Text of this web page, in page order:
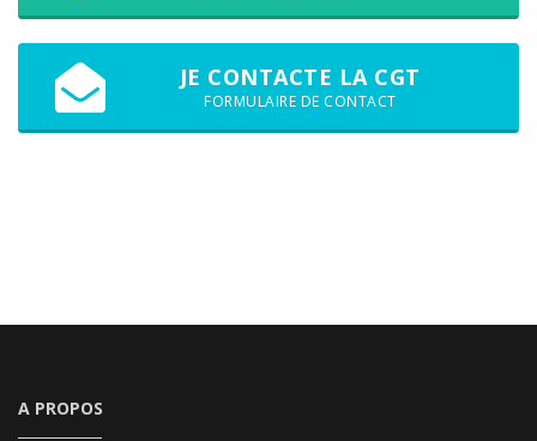
JE CONTACTE LA CGT
FORMULAIRE DE CONTACT
A PROPOS